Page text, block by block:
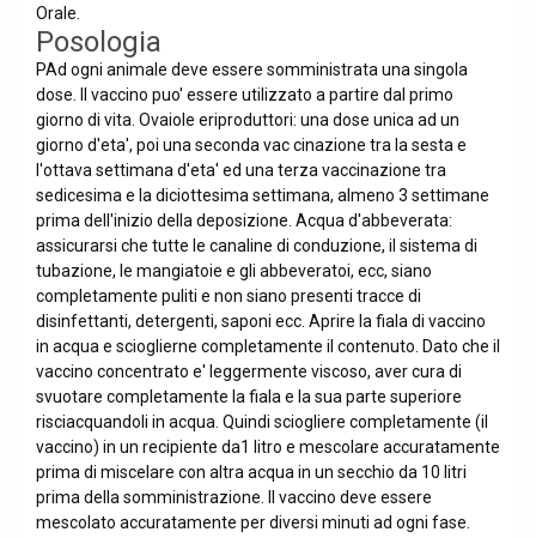
Orale.
Posologia
PAd ogni animale deve essere somministrata una singola
dose. Il vaccino puo' essere utilizzato a partire dal primo
giorno di vita. Ovaiole eriproduttori: una dose unica ad un
giorno d'eta', poi una seconda vac cinazione tra la sesta e
l'ottava settimana d'eta' ed una terza vaccinazione tra
sedicesima e la diciottesima settimana, almeno 3 settimane
prima dell'inizio della deposizione. Acqua d'abbeverata:
assicurarsi che tutte le canaline di conduzione, il sistema di
tubazione, le mangiatoie e gli abbeveratoi, ecc, siano
completamente puliti e non siano presenti tracce di
disinfettanti, detergenti, saponi ecc. Aprire la fiala di vaccino
in acqua e scioglierne completamente il contenuto. Dato che il
vaccino concentrato e' leggermente viscoso, aver cura di
svuotare completamente la fiala e la sua parte superiore
risciacquandoli in acqua. Quindi sciogliere completamente (il
vaccino) in un recipiente da1 litro e mescolare accuratamente
prima di miscelare con altra acqua in un secchio da 10 litri
prima della somministrazione. Il vaccino deve essere
mescolato accuratamente per diversi minuti ad ogni fase.